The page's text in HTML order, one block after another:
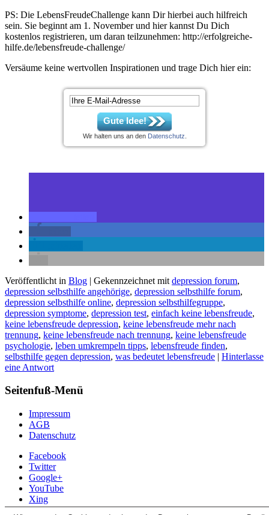
PS: Die LebensFreudeChallenge kann Dir hierbei auch hilfreich
sein. Sie beginnt am 1. November und hier kannst Du Dich
kostenlos registrieren, um daran teilzunehmen: http://erfolgreiche-
hilfe.de/lebensfreude-challenge/
Versäume keine wertvollen Inspirationen und trage Dich hier ein:
Gute Idee!
Wir halten uns an den Datenschutz
Veröffentlicht in Blog | Gekennzeichnet mit depression forum,
depression selbsthilfe angehörige, depression selbsthilfe forum,
depression selbsthilfe online, depression selbsthilfegruppe,
depression symptome, depression test, einfach keine lebensfreude,
keine lebensfreude depression, keine lebensfreude mehr nach
trennung, keine lebensfreude nach trennung, keine lebensfreude
psychologie, leben umkrempeln tipps, lebensfreude finden,
selbsthilfe gegen depression, was bedeutet lebensfreude | Hinterlasse
eine Antwort
Seitenfuß-Menü
Impressum
AGB
Datenschutz
Facebook
Twitter
Google+
YouTube
Xing